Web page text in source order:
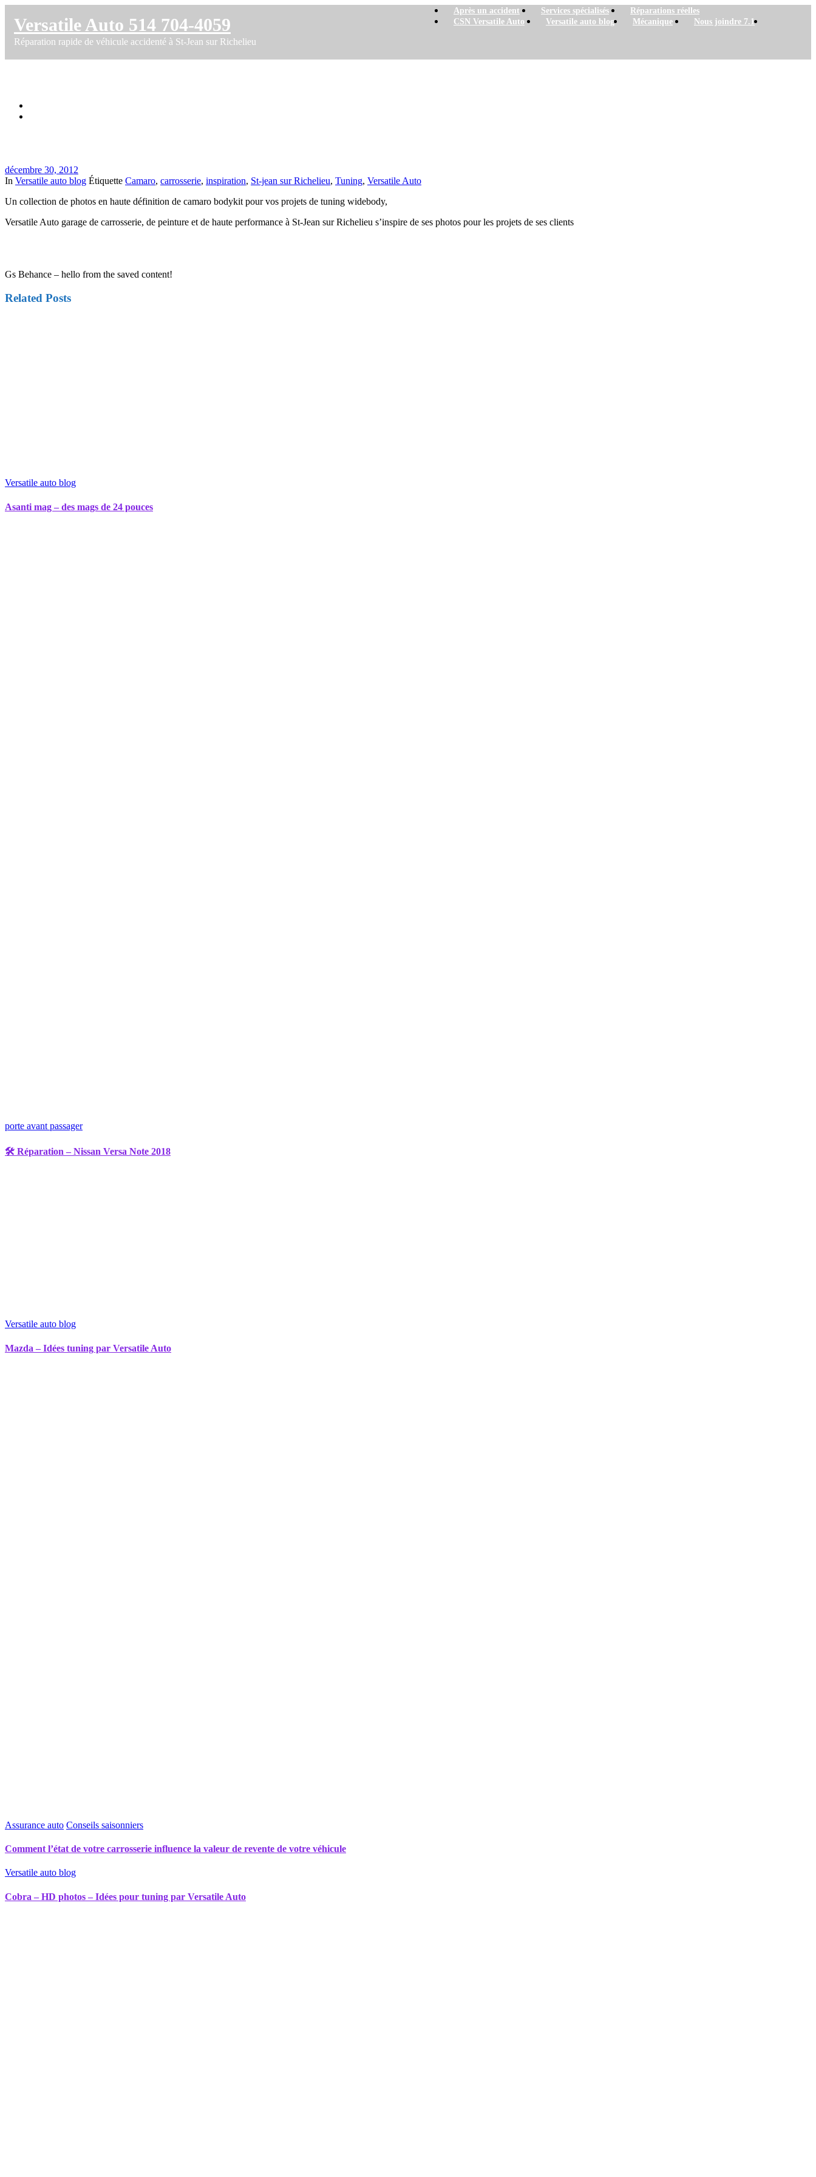
Versatile Auto 514 704-4059
Réparation rapide de véhicule accidenté à St-Jean sur Richelieu
Après un accident Services spécialisés
Réparations réelles
CSN Versatile Auto
Versatile auto blog Mécanique Nous joindre 7.1
décembre 30, 2012
In Versatile auto blog Étiquette Camaro, carrosserie, inspiration, St-jean sur Richelieu, Tuning, Versatile Auto
Un collection de photos en haute définition de camaro bodykit pour vos projets de tuning widebody,
Versatile Auto garage de carrosserie, de peinture et de haute performance à St-Jean sur Richelieu s’inspire de ses photos pour les projets de ses clients
Gs Behance – hello from the saved content!
Related Posts
Versatile auto blog
Asanti mag – des mags de 24 pouces
porte avant passager
🛠️ Réparation – Nissan Versa Note 2018
Versatile auto blog
Mazda – Idées tuning par Versatile Auto
Assurance auto Conseils saisonniers
Comment l’état de votre carrosserie influence la valeur de revente de votre véhicule
Versatile auto blog
Cobra – HD photos – Idées pour tuning par Versatile Auto